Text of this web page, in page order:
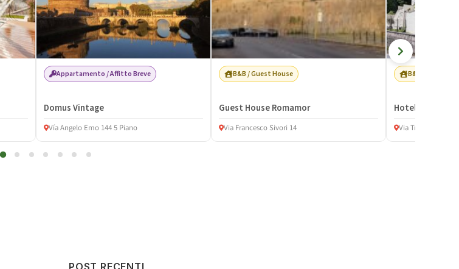
Appartamento / Affitto Breve
Domus Vintage
Vía Angelo Emo 144 5 Piano
B&B / Guest House
Guest House Romamor
Via Francesco Sivori 14
B&B / Guest
Hotel
Via Trionfale 179